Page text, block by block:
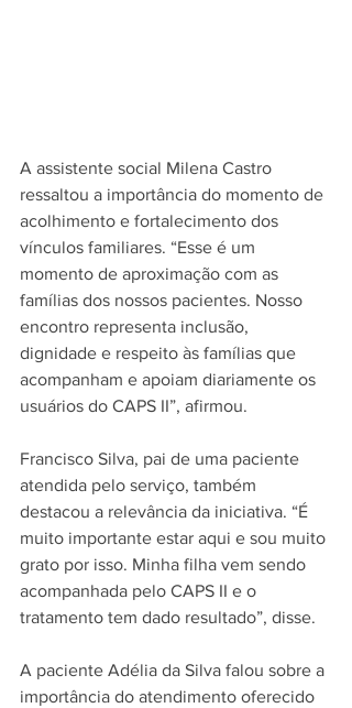
A assistente social Milena Castro
ressaltou a importância do momento de
acolhimento e fortalecimento dos
vínculos familiares. “Esse é um
momento de aproximação com as
famílias dos nossos pacientes. Nosso
encontro representa inclusão,
dignidade e respeito às famílias que
acompanham e apoiam diariamente os
usuários do CAPS II”, afirmou.
Francisco Silva, pai de uma paciente
atendida pelo serviço, também
destacou a relevância da iniciativa. “É
muito importante estar aqui e sou muito
grato por isso. Minha filha vem sendo
acompanhada pelo CAPS II e o
tratamento tem dado resultado”, disse.
A paciente Adélia da Silva falou sobre a
importância do atendimento oferecido